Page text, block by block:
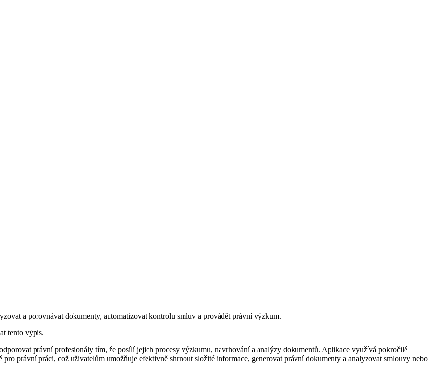
a porovnávat dokumenty, automatizovat kontrolu smluv a provádět právní výzkum.
tento výpis.
právní profesionály tím, že posílí jejich procesy výzkumu, navrhování a analýzy dokumentů. Aplikace využívá pokročilé
právní práci, což uživatelům umožňuje efektivně shrnout složité informace, generovat právní dokumenty a analyzovat smlouvy nebo